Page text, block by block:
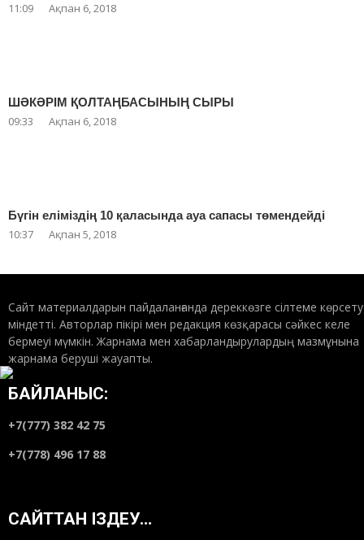
11:09 Ақпан 6, 2018
ШӘКӘРІМ ҚОЛТАҢБАСЫНЫҢ СЫРЫ
09:33 Ақпан 6, 2018
Бүгін еліміздің 10 қаласында ауа сапасы төмендейді
10:37 Ақпан 5, 2018
Сайт материалдарын пайдаланғанда дереккөзге сілтеме көрсету
міндетті. Авторлар пікірі мен редакция көзқарасы сәйкес келе
бермеуі мүмкін. Жарнама мен хабарландырулардың мазмұнына
жарнама беруші жауапты.
БАЙЛАНЫС:
+7(777) 382 42 75
+7(778) 496 17 88
САЙТТАН ІЗДЕУ…